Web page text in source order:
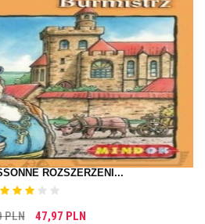
ROZSZERZENI...
PLN 47,97 PLN